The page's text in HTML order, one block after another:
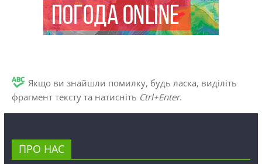
Якщо ви знайшли помилку, будь ласка, виділіть
фрагмент тексту та натисніть Ctrl+Enter.
ПРО НАС